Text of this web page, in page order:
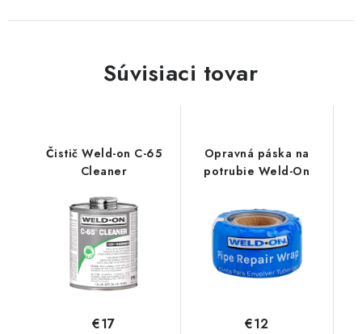
Súvisiaci tovar
Čistič Weld-on C-65
Cleaner
€17
Opravná páska na
potrubie Weld-On
€12